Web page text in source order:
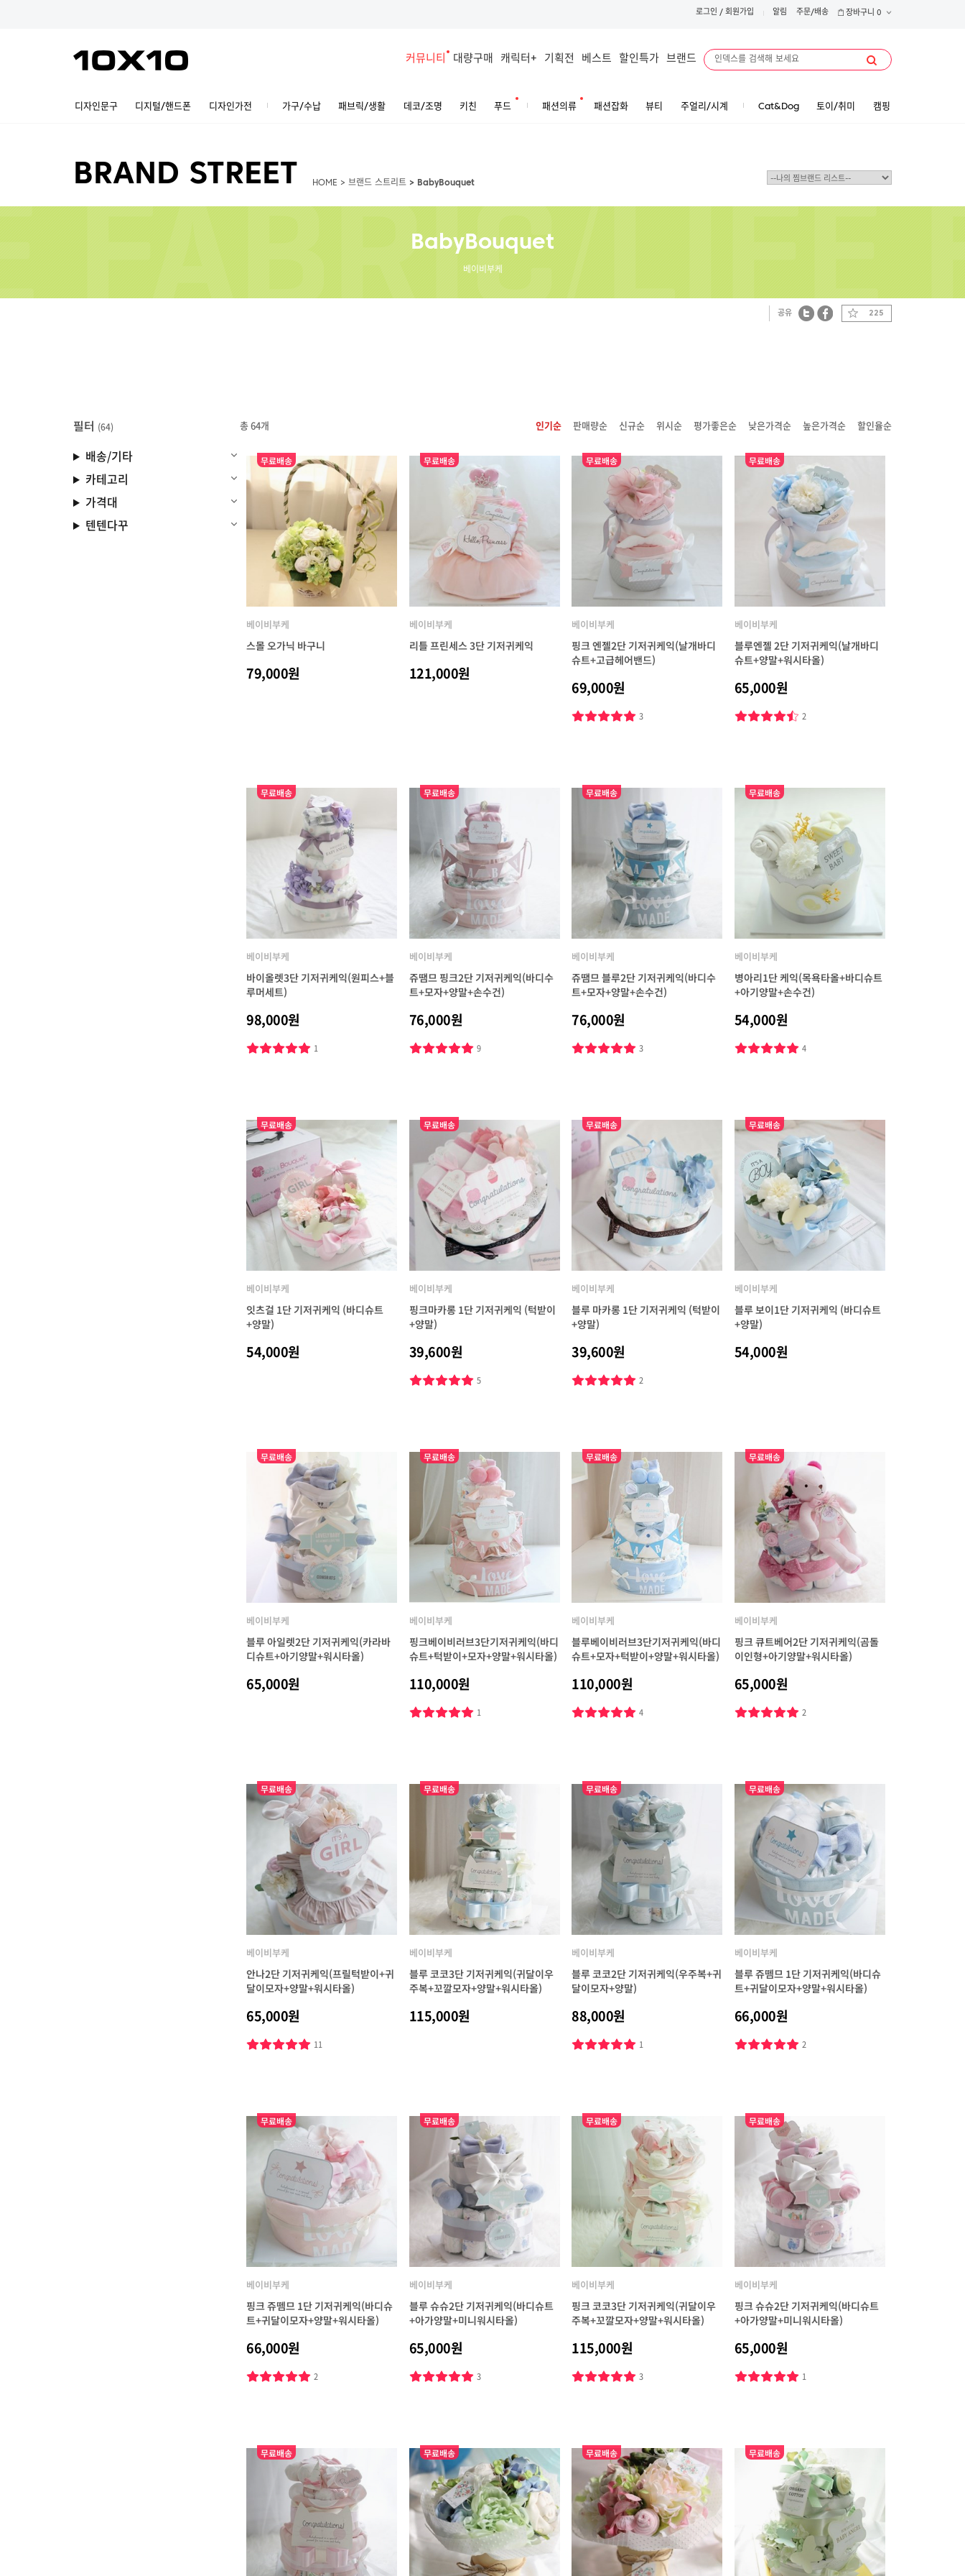
로그인 / 회원가입 알림 주문/배송 장바구니 0
커뮤니티 대량구매 캐릭터+ 기획전 베스트 할인특가 브랜드
디자인문구 디지털/핸드폰 디자인가전 가구/수납 패브릭/생활 데코/조명 키친 푸드 패션의류 패션잡화 뷰티 주얼리/시계 Cat&Dog 토이/취미 캠핑
BRAND STREET HOME > 브랜드 스트리트 > BabyBouquet
BabyBouquet
베이비부케
공유 225
필터 (64)
배송/기타
카테고리
가격대
텐텐다꾸
총 64개 인기순 판매량순 신규순 위시순 평가좋은순 낮은가격순 높은가격순 할인율순
무료배송
베이비부케
스몰 오가닉 바구니
79,000원
무료배송
베이비부케
리틀 프린세스 3단 기저귀케익
121,000원
무료배송
베이비부케
핑크 엔젤2단 기저귀케익(날개바디
슈트+고급헤어밴드)
69,000원
3
무료배송
베이비부케
블루엔젤 2단 기저귀케익(날개바디
슈트+양말+워시타올)
65,000원
2
무료배송
베이비부케
바이올렛3단 기저귀케익(원피스+블
루머세트)
98,000원
1
무료배송
베이비부케
쥬땜므 핑크2단 기저귀케익(바디수
트+모자+양말+손수건)
76,000원
9
무료배송
베이비부케
쥬땜므 블루2단 기저귀케익(바디수
트+모자+양말+손수건)
76,000원
3
무료배송
베이비부케
병아리1단 케익(목욕타올+바디슈트
+아기양말+손수건)
54,000원
4
무료배송
베이비부케
잇츠걸 1단 기저귀케익 (바디슈트
+양말)
54,000원
무료배송
베이비부케
핑크마카롱 1단 기저귀케익 (턱받이
+양말)
39,600원
5
무료배송
베이비부케
블루 마카롱 1단 기저귀케익 (턱받이
+양말)
39,600원
2
무료배송
베이비부케
블루 보이1단 기저귀케익 (바디슈트
+양말)
54,000원
무료배송
베이비부케
블루 아일렛2단 기저귀케익(카라바
디슈트+아기양말+워시타올)
65,000원
무료배송
베이비부케
핑크베이비러브3단기저귀케익(바디
슈트+턱받이+모자+양말+워시타올)
110,000원
1
무료배송
베이비부케
블루베이비러브3단기저귀케익(바디
슈트+모자+턱받이+양말+워시타올)
110,000원
4
무료배송
베이비부케
핑크 큐트베어2단 기저귀케익(곰돌
이인형+아기양말+워시타올)
65,000원
2
무료배송
베이비부케
안나2단 기저귀케익(프릴턱받이+귀
달이모자+양말+워시타올)
65,000원
11
무료배송
베이비부케
블루 코코3단 기저귀케익(귀달이우
주복+꼬깔모자+양말+워시타올)
115,000원
무료배송
베이비부케
블루 코코2단 기저귀케익(우주복+귀
달이모자+양말)
88,000원
1
무료배송
베이비부케
블루 쥬뗌므 1단 기저귀케익(바디슈
트+귀달이모자+양말+워시타올)
66,000원
2
무료배송
베이비부케
핑크 쥬뗌므 1단 기저귀케익(바디슈
트+귀달이모자+양말+워시타올)
66,000원
2
무료배송
베이비부케
블루 슈슈2단 기저귀케익(바디슈트
+아가양말+미니워시타올)
65,000원
3
무료배송
베이비부케
핑크 코코3단 기저귀케익(귀달이우
주복+꼬깔모자+양말+워시타올)
115,000원
3
무료배송
베이비부케
핑크 슈슈2단 기저귀케익(바디슈트
+아가양말+미니워시타올)
65,000원
1
무료배송 무료배송 무료배송 무료배송